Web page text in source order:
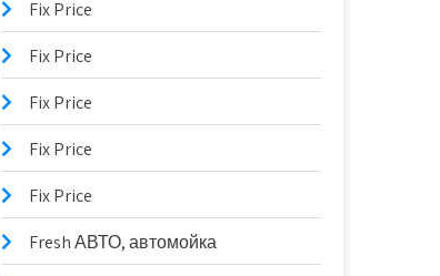
Fix Price
Fix Price
Fix Price
Fix Price
Fix Price
Fresh АВТО, автомойка